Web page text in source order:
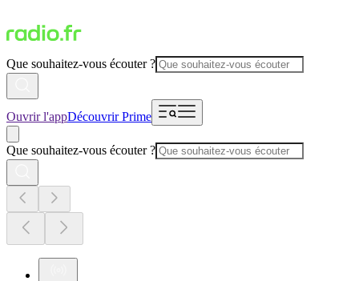
Que souhaitez-vous écouter ?
Ouvrir l'appDécouvrir Prime
Que souhaitez-vous écouter ?